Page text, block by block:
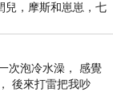
兒，摩斯和崽崽，七
如同
次泡冷水澡， 感覺
後來打雷把我吵